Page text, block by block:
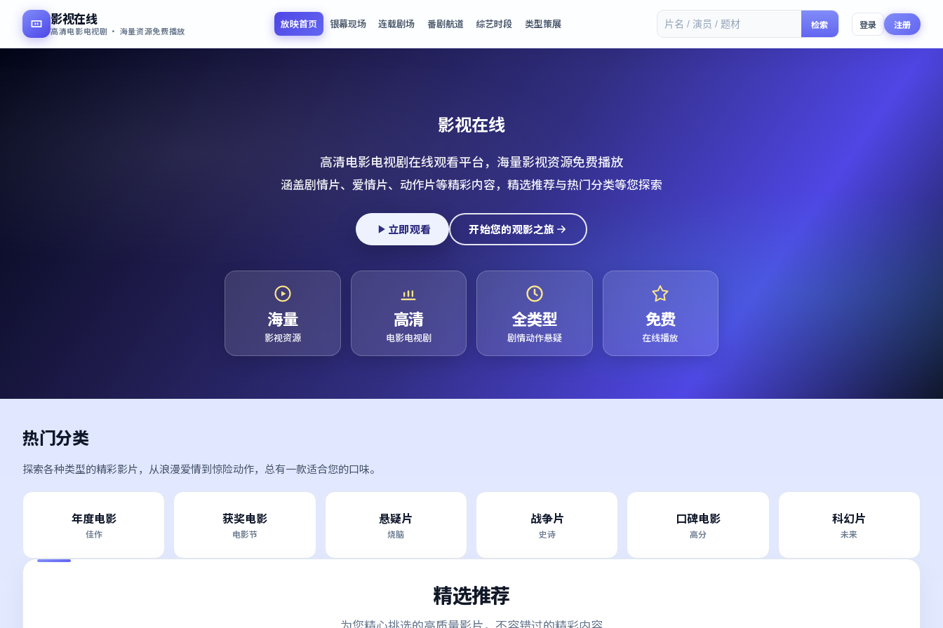
影视在线
高清电影电视剧 · 海量资源免费播放
放映首页 银幕现场 连载剧场 番剧航道 综艺时段 类型策展 检索 登录 注册
影视在线
高清电影电视剧在线观看平台，海量影视资源免费播放
涵盖剧情片、爱情片、动作片等精彩内容，精选推荐与热门分类等您探索
立即观看 开始您的观影之旅
海量
影视资源
高清
电影电视剧
全类型
剧情动作悬疑
免费
在线播放
热门分类
探索各种类型的精彩影片，从浪漫爱情到惊险动作，总有一款适合您的口味。
年度电影
佳作
获奖电影
电影节
悬疑片
烧脑
战争片
史诗
口碑电影
高分
科幻片
未来
精选推荐